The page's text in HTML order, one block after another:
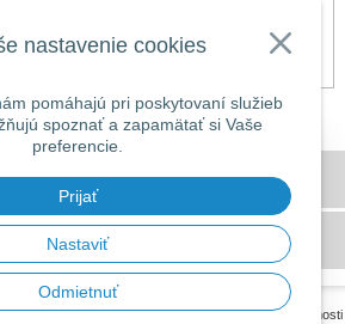
nastavenie cookies
pomáhajú pri poskytovaní služieb
spoznať a zapamätať si Vaše
preferencie.
Prijať
Nastaviť
Odmietnuť
•tvorba eshopu cez UNIobchod,webhostingspoločnosti
3. - 7. augusta 2026
ZATVORENÁ a vytvorené
vybavovať 10.8.2026.